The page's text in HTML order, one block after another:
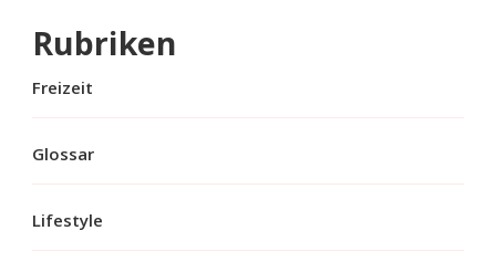
Rubriken
Freizeit
Glossar
Lifestyle